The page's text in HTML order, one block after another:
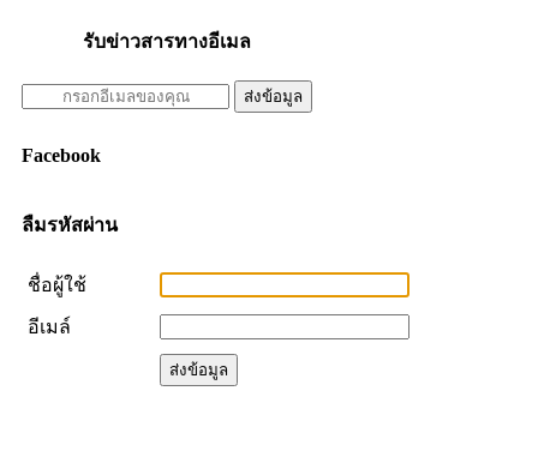
รับข่าวสารทางอีเมล
Facebook
ลืมรหัสผ่าน
ชื่อผู้ใช้
อีเมล์